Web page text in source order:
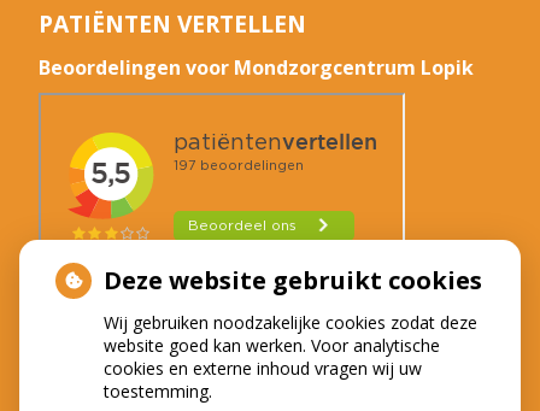
PATIËNTEN VERTELLEN
Beoordelingen voor Mondzorgcentrum Lopik
LOCATIES
Deze website gebruikt cookies
Wij gebruiken noodzakelijke cookies zodat deze
website goed kan werken. Voor analytische
cookies en externe inhoud vragen wij uw
toestemming.